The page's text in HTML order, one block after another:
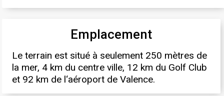
Emplacement
Le terrain est situé à seulement 250 mètres de
la mer, 4 km du centre ville, 12 km du Golf Club
et 92 km de l‘aéroport de Valence.